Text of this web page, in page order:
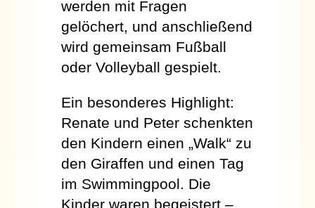
werden mit Fragen
gelöchert, und anschließend
wird gemeinsam Fußball
oder Volleyball gespielt.
Ein besonderes Highlight:
Renate und Peter schenkten
den Kindern einen „Walk“ zu
den Giraffen und einen Tag
im Swimmingpool. Die
Kinder waren begeistert –